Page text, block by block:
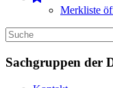
Merkliste
Sachgruppen der